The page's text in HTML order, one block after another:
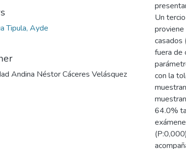
Tipula, Ayde
Andina Néstor Cáceres Velásquez
Un
casados
fuera de
con la
64.0%